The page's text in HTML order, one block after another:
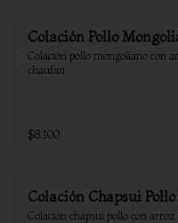
Colación Pollo
Colación pollo mongoliano con
chaufan
$8.100
Colación Chapsui Pollo
Colación chapsui pollo con